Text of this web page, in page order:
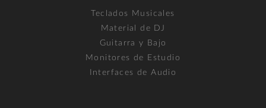
Teclados Musicales
Material de DJ
Guitarra y Bajo
Monitores de Estudio
Interfaces de Audio